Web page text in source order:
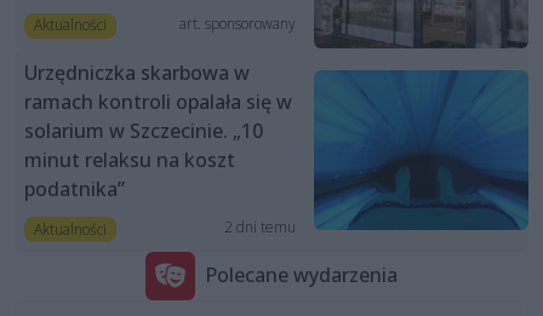
Aktualności art. sponsorowany
Urzędniczka skarbowa w
ramach kontroli opalała się w
solarium w Szczecinie. „10
minut relaksu na koszt
podatnika”
Aktualności 2 dni temu
Polecane wydarzenia